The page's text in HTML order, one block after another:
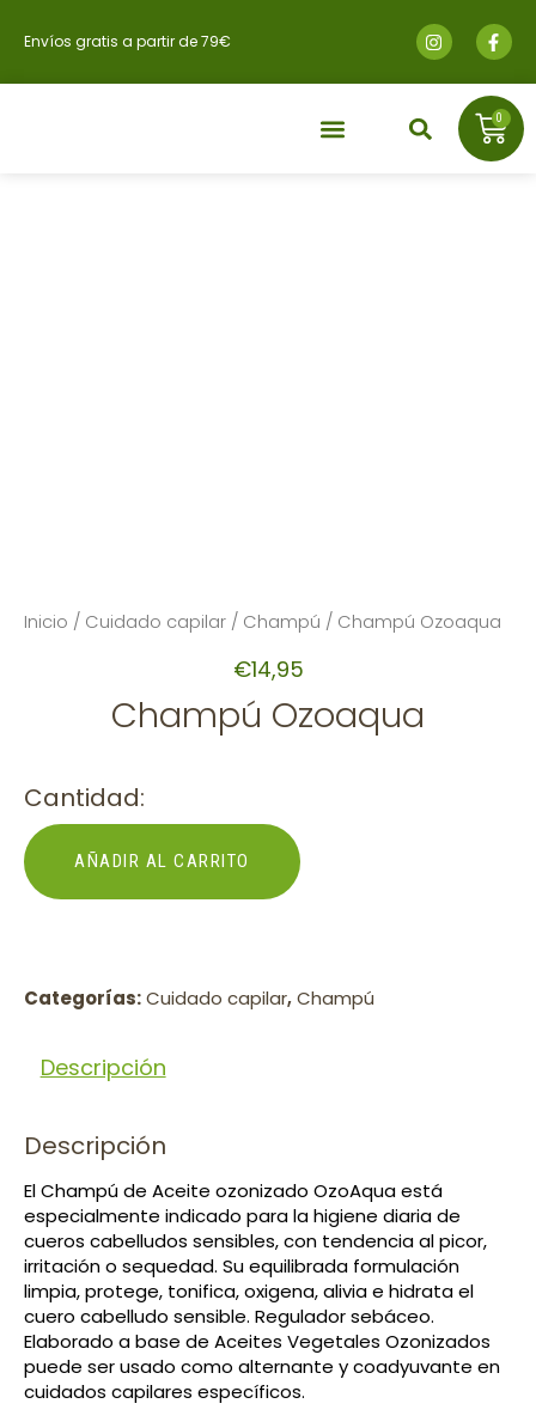
Envíos gratis a partir de 79€
0
Inicio / Cuidado capilar / Champú / Champú Ozoaqua
€14,95
Champú Ozoaqua
Cantidad:
AÑADIR AL CARRITO
Categorías:Cuidado capilar,Champú
Descripción
Descripción
El Champú de Aceite ozonizado OzoAqua está
especialmente indicado para la higiene diaria de
cueros cabelludos sensibles, con tendencia al picor,
irritación o sequedad. Su equilibrada formulación
limpia, protege, tonifica, oxigena, alivia e hidrata el
cuero cabelludo sensible. Regulador sebáceo.
Elaborado a base de Aceites Vegetales Ozonizados
puede ser usado como alternante y coadyuvante en
cuidados capilares específicos.